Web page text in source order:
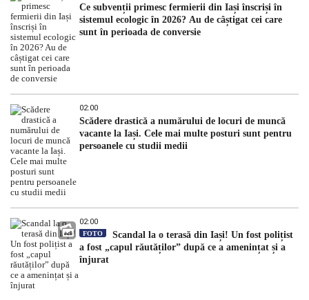
Ce subvenții primesc fermierii din Iași înscriși în
sistemul ecologic în 2026? Au de câștigat cei care
sunt în perioada de conversie
02:00
Scădere drastică a numărului de locuri de muncă
vacante la Iași. Cele mai multe posturi sunt pentru
persoanele cu studii medii
02:00
FOTO
Scandal la o terasă din Iași! Un fost polițist
a fost „capul răutăților” după ce a amenințat și a
înjurat